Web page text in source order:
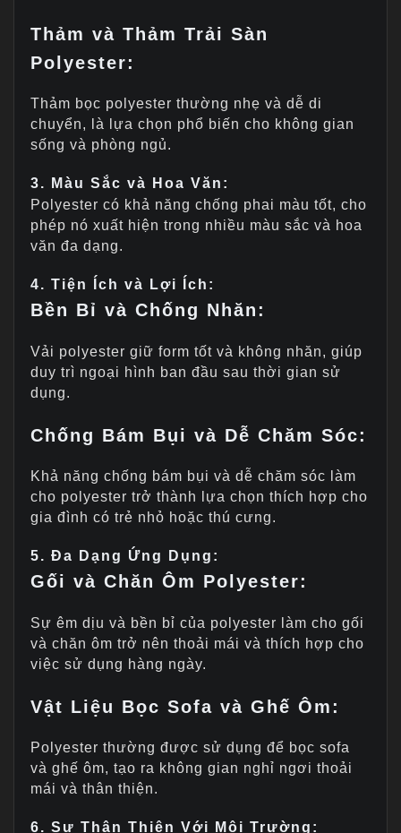
Thảm và Thảm Trải Sàn
Polyester:
Thảm bọc polyester thường nhẹ và dễ di
chuyển, là lựa chọn phổ biến cho không gian
sống và phòng ngủ.
3. Màu Sắc và Hoa Văn:
Polyester có khả năng chống phai màu tốt, cho
phép nó xuất hiện trong nhiều màu sắc và hoa
văn đa dạng.
4. Tiện Ích và Lợi Ích:
Bền Bỉ và Chống Nhăn:
Vải polyester giữ form tốt và không nhăn, giúp
duy trì ngoại hình ban đầu sau thời gian sử
dụng.
Chống Bám Bụi và Dễ Chăm Sóc:
Khả năng chống bám bụi và dễ chăm sóc làm
cho polyester trở thành lựa chọn thích hợp cho
gia đình có trẻ nhỏ hoặc thú cưng.
5. Đa Dạng Ứng Dụng:
Gối và Chăn Ôm Polyester:
Sự êm dịu và bền bỉ của polyester làm cho gối
và chăn ôm trở nên thoải mái và thích hợp cho
việc sử dụng hàng ngày.
Vật Liệu Bọc Sofa và Ghế Ôm:
Polyester thường được sử dụng để bọc sofa
và ghế ôm, tạo ra không gian nghỉ ngơi thoải
mái và thân thiện.
6. Sự Thân Thiện Với Môi Trường: